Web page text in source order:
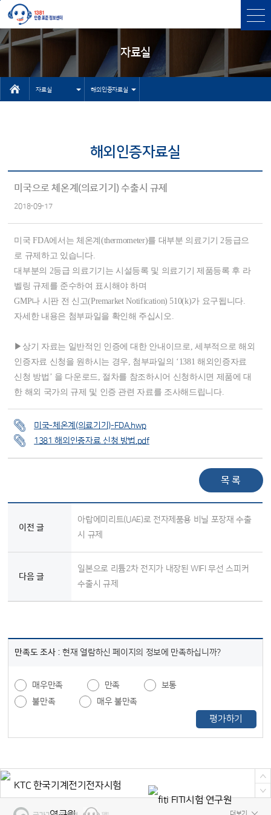
본문바로가기
주메뉴 바로가기
자료실
자료실
상담
고객센터
NEP/NET헬
프데스크
해외인증자료실
유용한 사이
기타 자료실
해외인증자료실
미국으로 체온계(의료기기) 수출시 규제
2018-09-17
미국 FDA에서는 체온계(thermometer)를 대부분 의료기기 2등급으
로 규제하고 있습니다.
대부분의 2등급 의료기기는 시설등록 및 의료기기 제품등록 후 라
벨링 규제를 준수하여 표시해야 하며
GMP나 시판 전 신고(Premarket Notification) 510(k)가 요구됩니다.
자세한 내용은 첨부파일을 확인해 주십시오.
▶상기 자료는 일반적인 인증에 대한 안내이므로, 세부적으로 해외
인증자료 신청을 원하시는 경우, 첨부파일의 ‘1381 해외인증자료
신청 방법’ 을 다운로드, 절차를 참조하시어 신청하시면 제품에 대
한 해외 국가의 규제 및 인증 관련 자료를 조사해드립니다.
미국-체온계(의료기기)-FDA.hwp
1381 해외인증자료 신청 방법.pdf
목 록
이전 글
아랍에미리트(UAE)로 전자제품용 비닐 포장재 수출
시 규제
다음 글
일본으로 리튬2차 전지가 내장된 WIFI 무선 스피커
수출시 규제
만족도 조사 :현재 열람하신 페이지의 정보에 만족하십니까?
매우만족 만족
보통
불만족
매우 불만족
평가하기